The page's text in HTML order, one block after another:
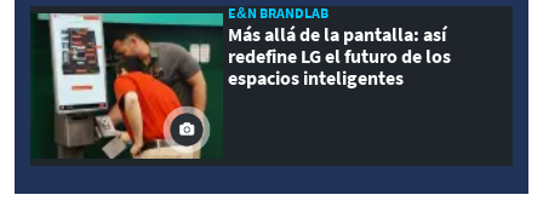
E&N BRANDLAB
Más allá de la pantalla: así
redefine LG el futuro de los
espacios inteligentes